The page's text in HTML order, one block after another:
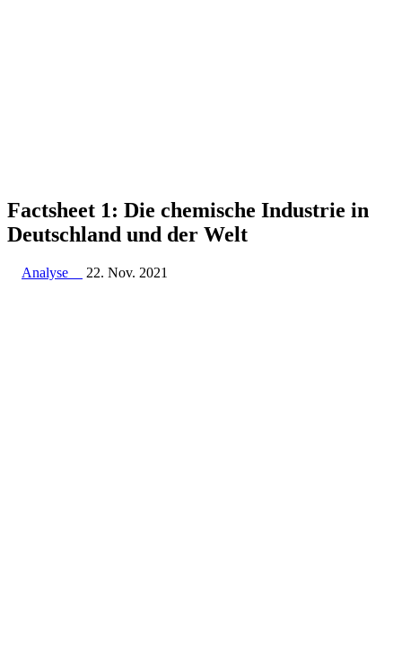
Factsheet 1: Die chemische Industrie in
Deutschland und der Welt
Analyse 22. Nov. 2021